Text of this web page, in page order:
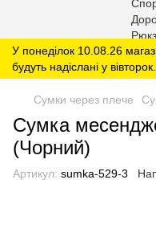
У понеділок 10.08.26
будуть надіслані у
Сумки через плече
Сумка
(Чорний)
Артикул: sumka-529-3